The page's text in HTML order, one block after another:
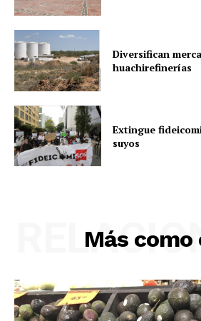
Diversifican
huachirefinerías
Extingue
suyos
Más como